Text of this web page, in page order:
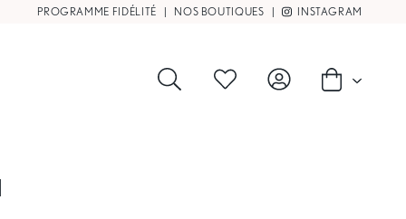
PROGRAMME FIDÉLITÉ | NOS BOUTIQUES | INSTAGRAM